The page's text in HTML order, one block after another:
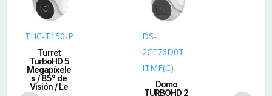
THC-T150-P
Turret
TurboHD 5
Megapíxele
s / 85° de
Visión / Le
DS-
2CE76D0T-
ITMF(C)
Domo
TURBOHD 2